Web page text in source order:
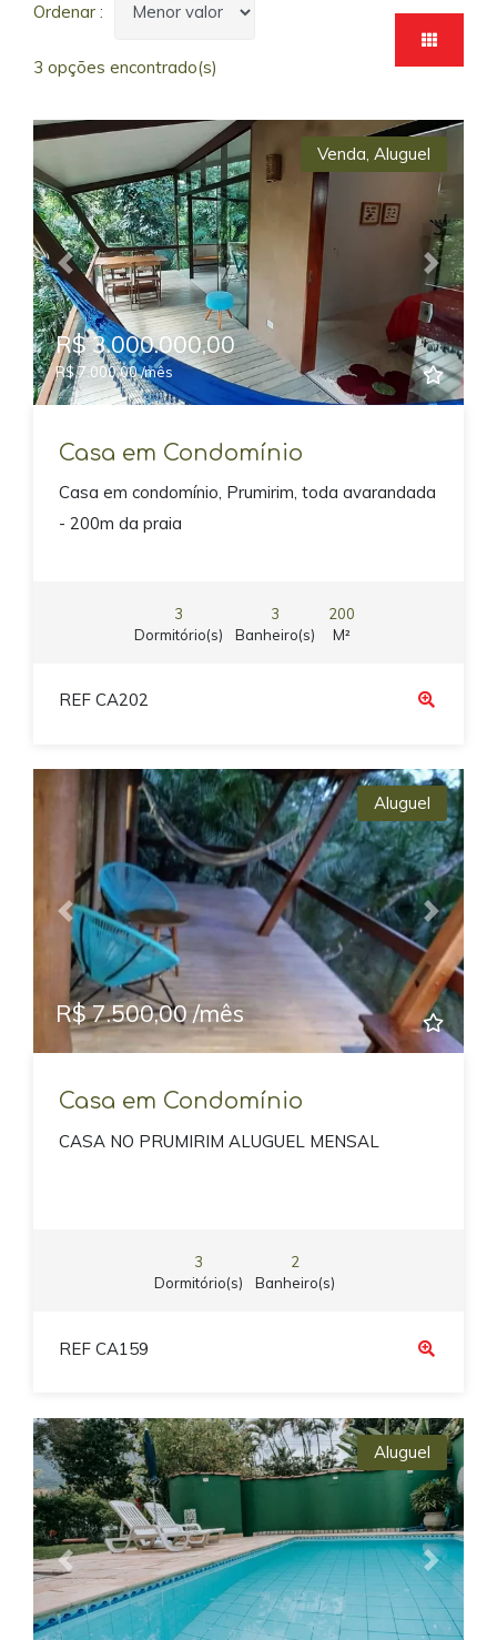
Ordenar :
3 opções encontrado(s)
Previous Next
Venda, Aluguel
R$ 3.000.000,00
R$ 7.000,00 /mês
Casa em Condomínio
Casa em condomínio, Prumirim, toda avarandada
- 200m da praia
3
Dormitório(s)
3
Banheiro(s)
200
M²
REF CA202
Previous Next
Aluguel
R$ 7.500,00 /mês
Casa em Condomínio
CASA NO PRUMIRIM ALUGUEL MENSAL
3
Dormitório(s)
2
Banheiro(s)
REF CA159
Previous Next
Aluguel